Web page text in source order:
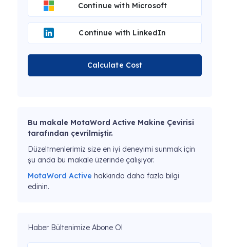
Continue with Microsoft
Continue with LinkedIn
Calculate Cost
Bu makale MotaWord Active Makine Çevirisi
tarafından çevrilmiştir.
Düzeltmenlerimiz size en iyi deneyimi sunmak için
şu anda bu makale üzerinde çalışıyor.
MotaWord Active hakkında daha fazla bilgi
edinin.
Haber Bültenimize Abone Ol